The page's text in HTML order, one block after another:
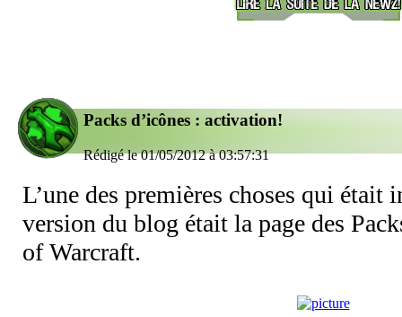
Packs d’icônes : activation!
Rédigé le 01/05/2012 à 03:57:31
L’une des premières choses qui était
version du blog était la page des
of Warcraft.